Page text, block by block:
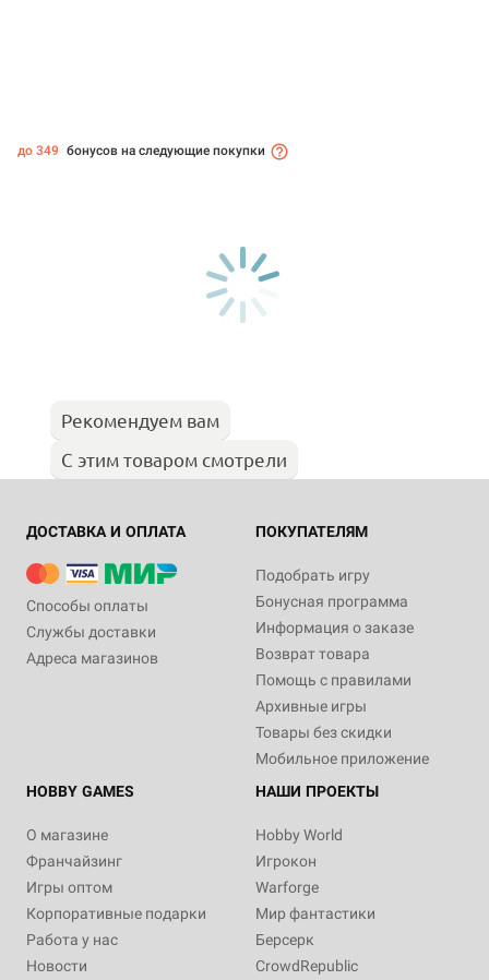
до 349 бонусов на следующие покупки
Рекомендуем вам
С этим товаром смотрели
ДОСТАВКА И ОПЛАТА
Способы оплаты
Службы доставки
Адреса магазинов
ПОКУПАТЕЛЯМ
Подобрать игру
Бонусная программа
Информация о заказе
Возврат товара
Помощь с правилами
Архивные игры
Товары без скидки
Мобильное приложение
HOBBY GAMES
О магазине
Франчайзинг
Игры оптом
Корпоративные подарки
Работа у нас
Новости
НАШИ ПРОЕКТЫ
Hobby World
Игрокон
Warforge
Мир фантастики
Берсерк
CrowdRepublic